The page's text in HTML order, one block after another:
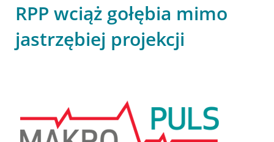
RPP wciąż gołębia mimo
jastrzębiej projekcji